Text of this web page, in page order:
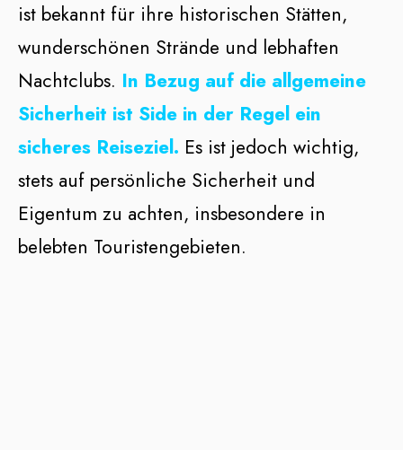
ist bekannt für ihre historischen Stätten,
wunderschönen Strände und lebhaften
Nachtclubs. In Bezug auf die allgemeine
Sicherheit ist Side in der Regel ein
sicheres Reiseziel. Es ist jedoch wichtig,
stets auf persönliche Sicherheit und
Eigentum zu achten, insbesondere in
belebten Touristengebieten.